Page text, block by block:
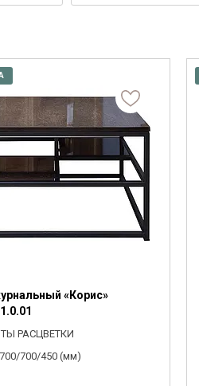
полки, вешалки, подставки
2130
трансформации
«Корис»
РАСЦВЕТКИ
700/450 (мм)